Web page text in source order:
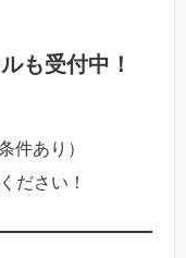
も受付中！
件あり）
ださい！